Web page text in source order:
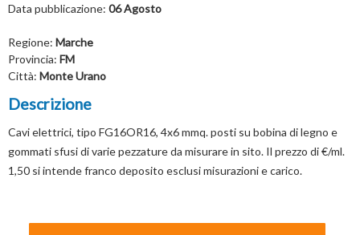
Data pubblicazione: 06 Agosto
Regione: Marche
Provincia: FM
Città: Monte Urano
Descrizione
Cavi elettrici, tipo FG16OR16, 4x6 mmq. posti su bobina di legno e
gommati sfusi di varie pezzature da misurare in sito. Il prezzo di €/ml.
1,50 si intende franco deposito esclusi misurazioni e carico.